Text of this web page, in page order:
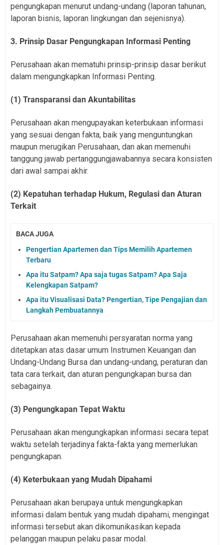
pengungkapan menurut undang-undang (laporan tahunan,
laporan bisnis, laporan lingkungan dan sejenisnya).
3. Prinsip Dasar Pengungkapan Informasi Penting
Perusahaan akan mematuhi prinsip-prinsip dasar berikut
dalam mengungkapkan Informasi Penting.
(1) Transparansi dan Akuntabilitas
Perusahaan akan mengupayakan keterbukaan informasi
yang sesuai dengan fakta, baik yang menguntungkan
maupun merugikan Perusahaan, dan akan memenuhi
tanggung jawab pertanggungjawabannya secara konsisten
dari awal sampai akhir.
(2) Kepatuhan terhadap Hukum, Regulasi dan Aturan
Terkait
BACA JUGA
Pengertian Apartemen dan Tips Memilih Apartemen
Terbaru
Apa itu Satpam? Apa saja tugas Satpam? Apa Saja
Kelengkapan Satpam?
Apa itu Visualisasi Data? Pengertian, Tipe Pengajian dan
Langkah Pembuatannya
Perusahaan akan memenuhi persyaratan norma yang
ditetapkan atas dasar umum Instrumen Keuangan dan
Undang-Undang Bursa dan undang-undang, peraturan dan
tata cara terkait, dan aturan pengungkapan bursa dan
sebagainya.
(3) Pengungkapan Tepat Waktu
Perusahaan akan mengungkapkan informasi secara tepat
waktu setelah terjadinya fakta-fakta yang memerlukan
pengungkapan.
(4) Keterbukaan yang Mudah Dipahami
Perusahaan akan berupaya untuk mengungkapkan
informasi dalam bentuk yang mudah dipahami, mengingat
informasi tersebut akan dikomunikasikan kepada
pelanggan maupun pelaku pasar modal.